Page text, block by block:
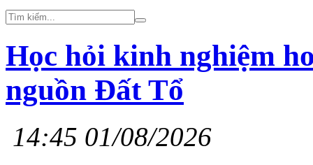
Học hỏi kinh nghiệm
nguồn Đất Tổ
14:45 01/08/2026